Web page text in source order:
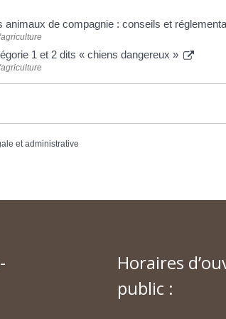
animaux de compagnie : conseils et
1 et 2 dits « chiens dangereux »
et administrative
Horaires
public :